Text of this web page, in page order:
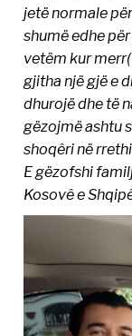
jetë normale
shumë edhe
vetëm kur merr(
gjitha një gjë e
dhurojë dhe të
gëzojmë ashtu
shoqêri në
E gëzofshi
Kosovê e